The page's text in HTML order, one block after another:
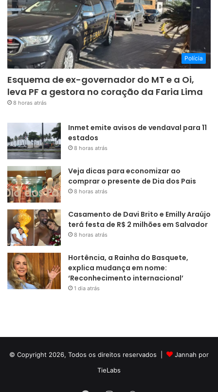
Polícia
Esquema de ex-governador do MT e a Oi,
leva PF a gestora no coração da Faria Lima
8 horas atrás
Inmet emite avisos de vendaval para 11
estados
8 horas atrás
Veja dicas para economizar ao
comprar o presente de Dia dos Pais
8 horas atrás
Casamento de Davi Brito e Emilly Araújo
terá festa de R$ 2 milhões em Salvador
8 horas atrás
Hortência, a Rainha do Basquete,
explica mudança em nome:
‘Reconhecimento internacional’
1 dia atrás
© Copyright 2026, Todos os direitos reservados |
Jannah por
TieLabs